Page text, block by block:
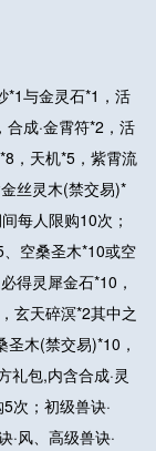
*1与金灵石*1，活
成·金霄符*2，活
，天机*5，紫霄流
丝灵木(禁交易)*
每人限购10次；
空桑圣木*10或空
得灵犀金石*10，
玄天碎溟*2其中之
木(禁交易)*10，
礼包,内含合成·灵
次；初级兽诀·
·风、高级兽诀·